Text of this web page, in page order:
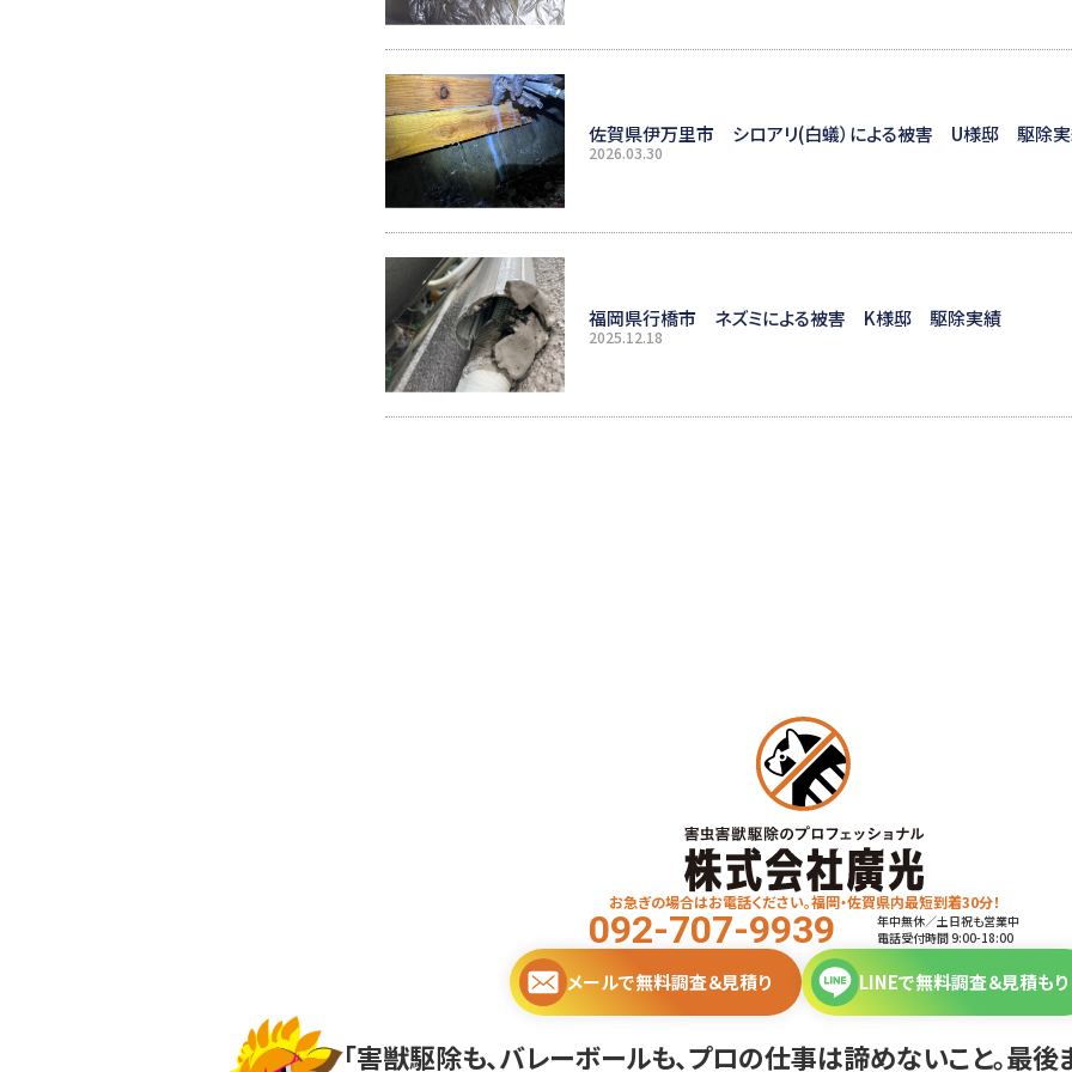
佐賀県伊万里市 シロアリ(白蟻）による被害 U様邸 駆除
2026.03.30
福岡県行橋市 ネズミによる被害 K様邸 駆除実績
2025.12.18
お急ぎの場合はお電話ください。福岡・佐賀県内最短到着30分！
092-707-9939
年中無休／土日祝も営業中
電話受付時間 9:00-18:00
メールで無料調査＆見積り LINEで無料調査＆見積もり
「害獣駆除も、バレーボールも、プロの仕事は諦めないこと。最